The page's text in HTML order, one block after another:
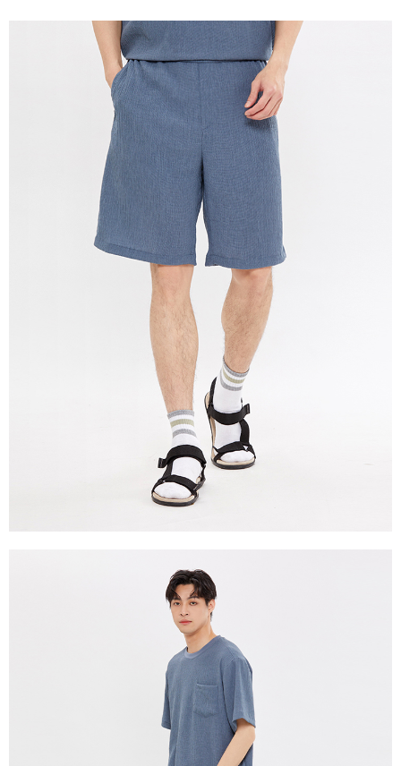
每筆NT$130，滿NT$1,000(含以上)免運費